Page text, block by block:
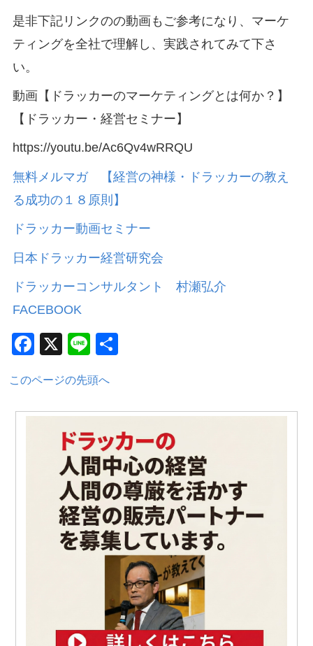
是非下記リンクのの動画もご参考になり、マーケ
ティングを全社で理解し、実践されてみて下さ
い。
動画【ドラッカーのマーケティングとは何か？】
【ドラッカー・経営セミナー】
https://youtu.be/Ac6Qv4wRRQU
無料メルマガ 【経営の神様・ドラッカーの教え
る成功の１８原則】
ドラッカー動画セミナー
日本ドラッカー経営研究会
ドラッカーコンサルタント 村瀬弘介
FACEBOOK
Facebook
X Line
このページの先頭へ